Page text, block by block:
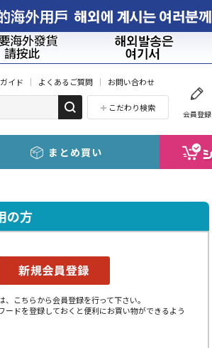
イド よくあるご質問 お問い合わせ
こだわり検索
会員登録
まとめ買い
の方
こちらから会員登録を行って下さい。
ードを登録しておくと便利にお買い物ができるよう